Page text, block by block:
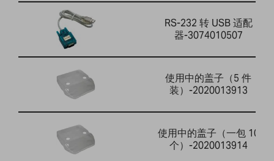
RS-232 转 USB 适配
器-3074010507
使用中的盖子（5 件
装）-2020013913
使用中的盖子（一包 10
个）-2020013914